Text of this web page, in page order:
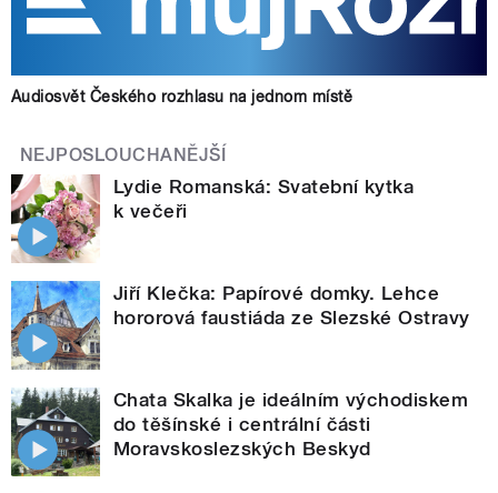
Audiosvět Českého rozhlasu na jednom místě
NEJPOSLOUCHANĚJŠÍ
Lydie Romanská: Svatební kytka
k večeři
Jiří Klečka: Papírové domky. Lehce
hororová faustiáda ze Slezské Ostravy
Chata Skalka je ideálním východiskem
do těšínské i centrální části
Moravskoslezských Beskyd